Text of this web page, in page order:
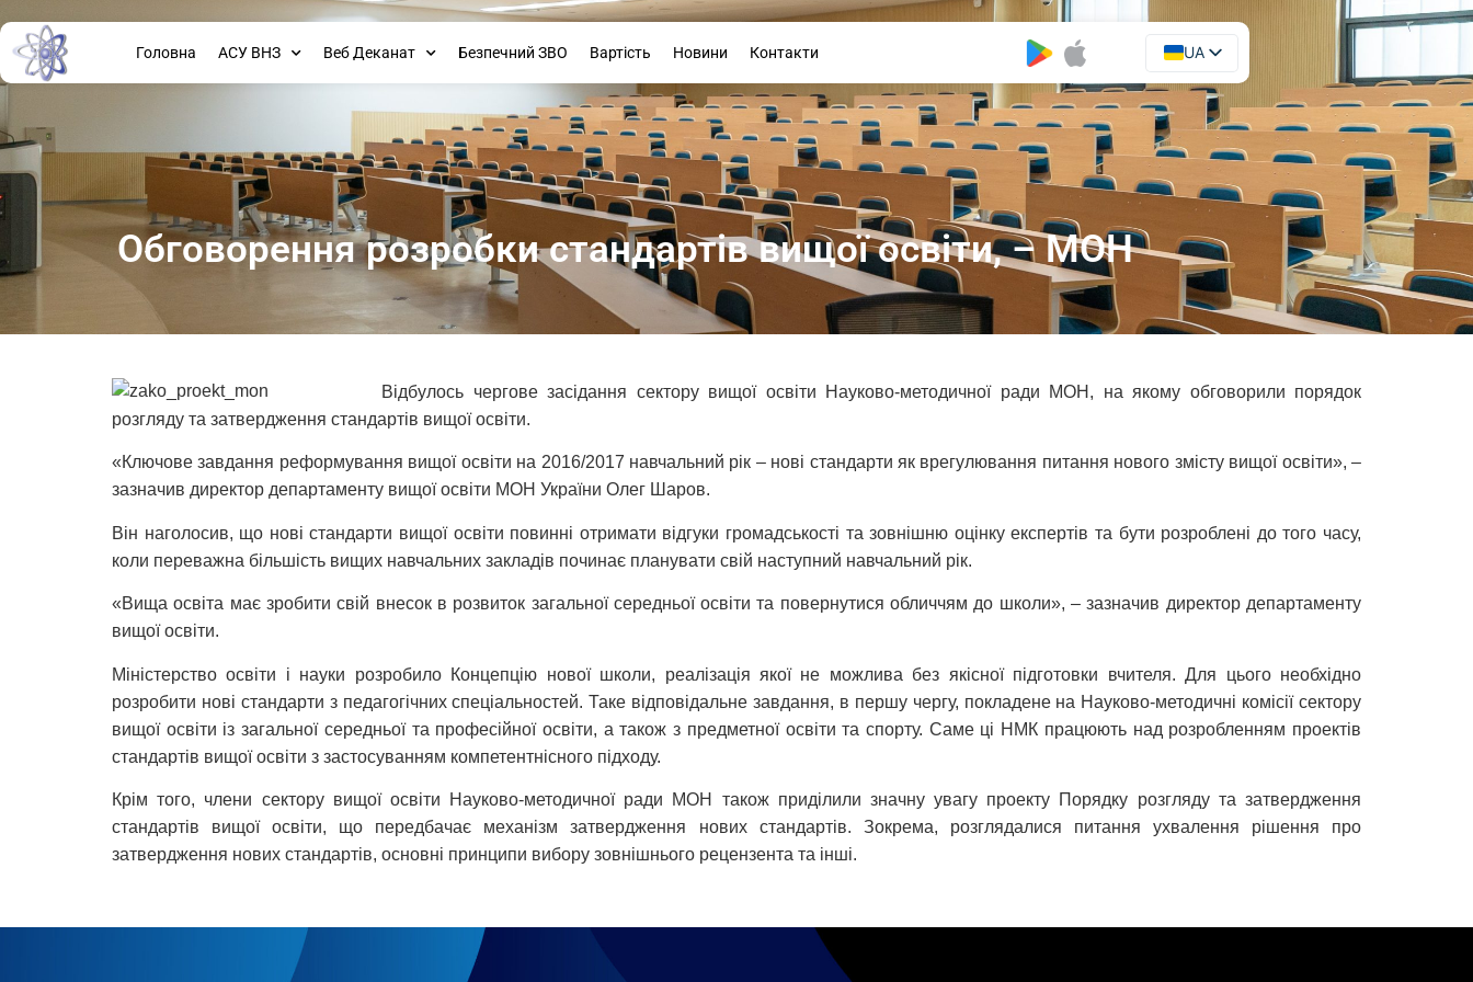
Головна АСУ ВНЗ Веб Деканат Безпечний ЗВО Вартість Новини Контакти
UA
EN
Обговорення розробки стандартів вищої освіти, – МОН
Відбулось чергове засідання сектору вищої освіти Науково-методичної ради МОН, на якому обговорили порядок
розгляду та затвердження стандартів вищої освіти.
«Ключове завдання реформування вищої освіти на 2016/2017 навчальний рік – нові стандарти як врегулювання питання нового змісту вищої освіти», –
зазначив директор департаменту вищої освіти МОН України Олег Шаров.
Він наголосив, що нові стандарти вищої освіти повинні отримати відгуки громадськості та зовнішню оцінку експертів та бути розроблені до того часу,
коли переважна більшість вищих навчальних закладів починає планувати свій наступний навчальний рік.
«Вища освіта має зробити свій внесок в розвиток загальної середньої освіти та повернутися обличчям до школи», – зазначив директор департаменту
вищої освіти.
Міністерство освіти і науки розробило Концепцію нової школи, реалізація якої не можлива без якісної підготовки вчителя. Для цього необхідно
розробити нові стандарти з педагогічних спеціальностей. Таке відповідальне завдання, в першу чергу, покладене на Науково-методичні комісії сектору
вищої освіти із загальної середньої та професійної освіти, а також з предметної освіти та спорту. Саме ці НМК працюють над розробленням проектів
стандартів вищої освіти з застосуванням компетентнісного підходу.
Крім того, члени сектору вищої освіти Науково-методичної ради МОН також приділили значну увагу проекту Порядку розгляду та затвердження
стандартів вищої освіти, що передбачає механізм затвердження нових стандартів. Зокрема, розглядалися питання ухвалення рішення про
затвердження нових стандартів, основні принципи вибору зовнішнього рецензента та інші.